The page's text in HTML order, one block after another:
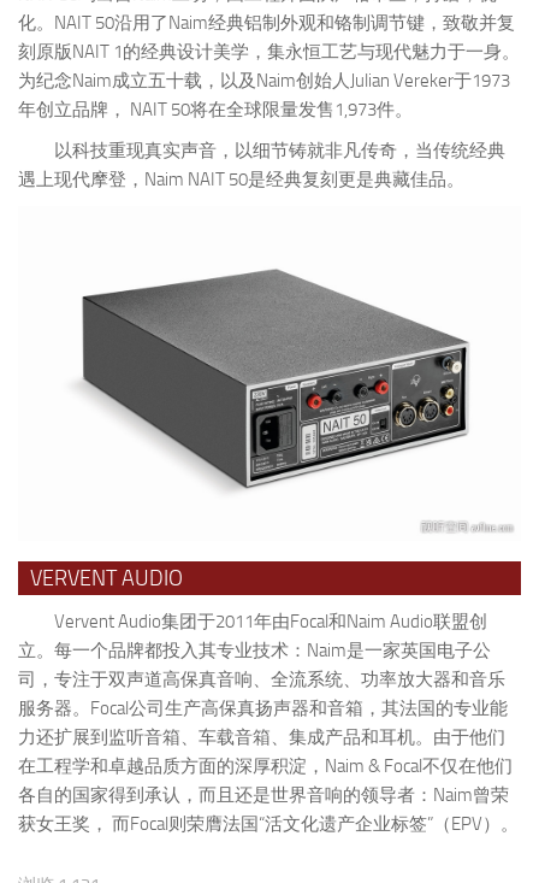
化。NAIT 50沿用了Naim经典铝制外观和铬制调节键，致敬并复
刻原版NAIT 1的经典设计美学，集永恒工艺与现代魅力于一身。
为纪念Naim成立五十载，以及Naim创始人Julian Vereker于1973
年创立品牌， NAIT 50将在全球限量发售1,973件。
以科技重现真实声音，以细节铸就非凡传奇，当传统经典
遇上现代摩登，Naim NAIT 50是经典复刻更是典藏佳品。
VERVENT AUDIO
Vervent Audio集团于2011年由Focal和Naim Audio联盟创
立。每一个品牌都投入其专业技术：Naim是一家英国电子公
司，专注于双声道高保真音响、全流系统、功率放大器和音乐
服务器。Focal公司生产高保真扬声器和音箱，其法国的专业能
力还扩展到监听音箱、车载音箱、集成产品和耳机。由于他们
在工程学和卓越品质方面的深厚积淀，Naim & Focal不仅在他们
各自的国家得到承认，而且还是世界音响的领导者：Naim曾荣
获女王奖， 而Focal则荣膺法国“活文化遗产企业标签”（EPV）。